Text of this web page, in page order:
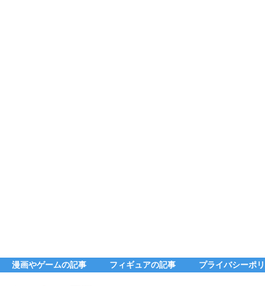
漫画やゲームの記事 フィギュアの記事 プライバシーポ